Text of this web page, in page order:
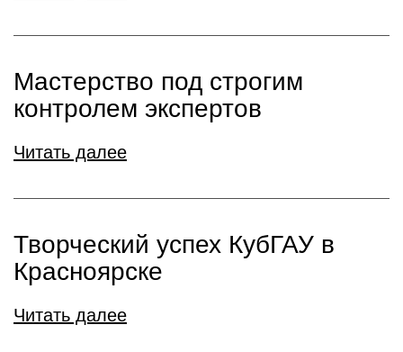
Мастерство под строгим
контролем экспертов
Читать далее
Творческий успех КубГАУ в
Красноярске
Читать далее